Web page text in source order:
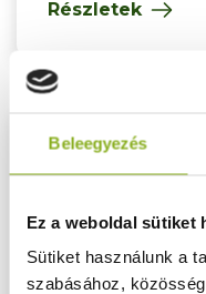
Beleegyezés
Ez a weboldal sütiket
Sütiket használunk a
szabásához,
Részletek